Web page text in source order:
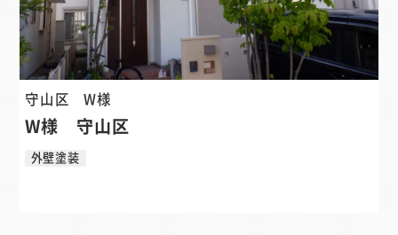
守山区 W様
W様 守山区
外壁塗装